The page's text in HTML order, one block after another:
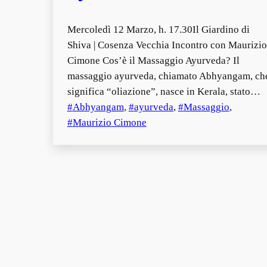
Mercoledì 12 Marzo, h. 17.30Il Giardino di
Shiva | Cosenza Vecchia Incontro con Maurizio
Cimone Cos’è il Massaggio Ayurveda? Il
massaggio ayurveda, chiamato Abhyangam,
significa “oliazione”, nasce in Kerala, stato…
Abhyangam, ayurveda, Massaggio ,
Maurizio Cimone